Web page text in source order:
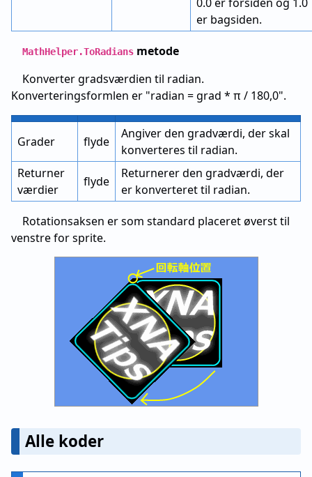
er bagsiden.
MathHelper.ToRadians metode
Konverter gradsværdien til radian.
Konverteringsformlen er "radian = grad * π / 180,0".
Grader flyde
Angiver den gradværdi, der skal
konverteres til radian.
Returner
værdier
flyde
Returnerer den gradværdi, der
er konverteret til radian.
Rotationsaksen er som standard placeret øverst til
venstre for sprite.
Alle koder